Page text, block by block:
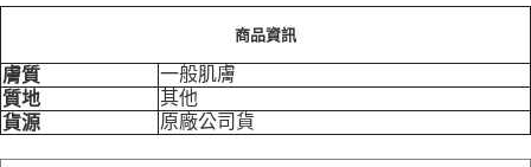
商品資訊
膚質
一般肌膚
質地
其他
貨源
原廠公司貨